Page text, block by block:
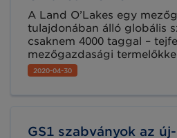
A Land O’Lakes egy
tulajdonában álló globális
csaknem 4000 taggal –
mezőgazdasági
mezőgazdasági
tevékenységük kiterjedt
2020-04-30
GS1 szabványok az